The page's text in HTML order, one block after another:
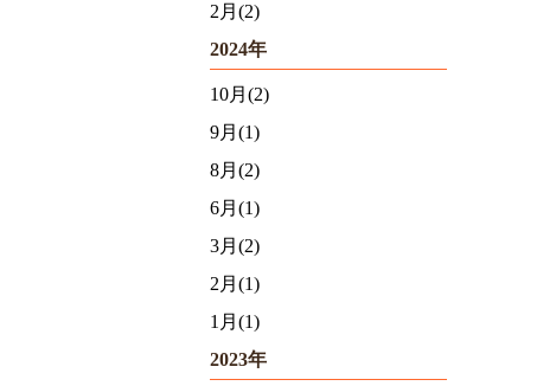
2月(2)
2024年
10月(2)
9月(1)
8月(2)
6月(1)
3月(2)
2月(1)
1月(1)
2023年